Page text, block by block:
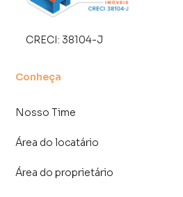
simplificar a relação de
Andares Imóveis é uma
diversas cidades do Brasil,
Na Lares e Andares Imóveis você
alugar seu imóvel muito mais
São Paulo, especialmente em
CRECI: 38104-J
Conheça
Nosso Time
Área do locatário
Área do proprietário